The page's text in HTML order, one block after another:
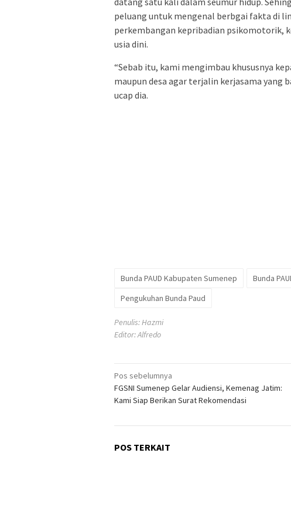
peluang untuk mengenal berbgai fakta di
perkembangan kepribadian psikomotorik,
usia dini.
“Sebab itu, kami mengimbau khususnya
maupun desa agar terjalin kerjasama yang
ucap dia.
Bunda PAUD Kabupaten Sumenep Bunda
Pengukuhan Bunda Paud
Penulis: Hazmi
Editor: Alfredo
Navigasi
pos
Pos sebelumnya
FGSNI Sumenep Gelar Audiensi, Kemenag Jatim:
Kami Siap Berikan Surat Rekomendasi
POS TERKAIT